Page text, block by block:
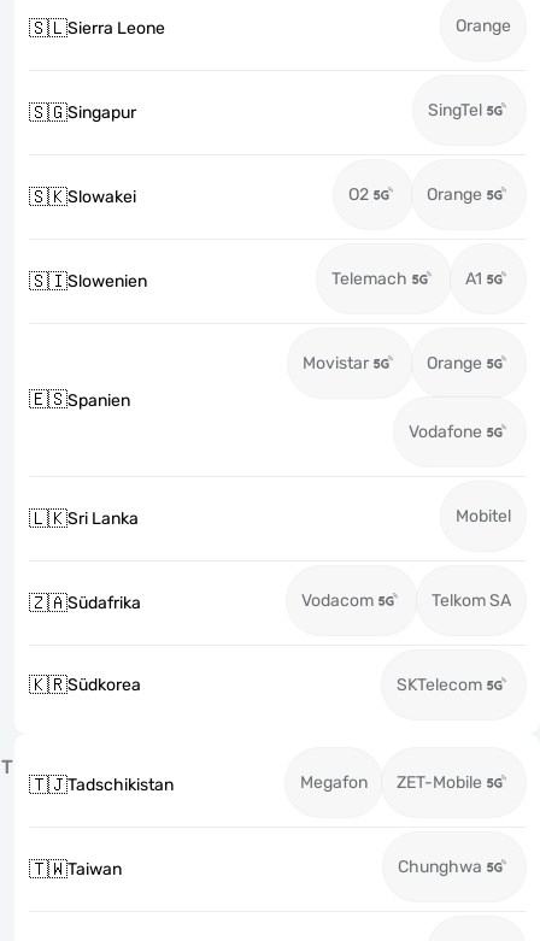
🇸🇱Sierra Leone Orange
🇸🇬Singapur SingTel
🇸🇰Slowakei O2 Orange
🇸🇮Slowenien Telemach A1
🇪🇸Spanien
Movistar Orange
Vodafone
🇱🇰Sri Lanka Mobitel
🇿🇦Südafrika Vodacom Telkom SA
🇰🇷Südkorea SKTelecom
T
🇹🇯Tadschikistan Megafon ZET-Mobile
🇹🇼Taiwan Chunghwa